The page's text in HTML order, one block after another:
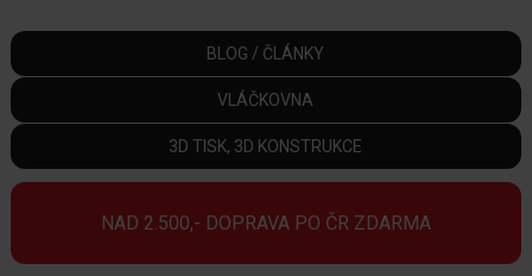
BLOG / ČLÁNKY
VLÁČKOVNA
3D TISK, 3D KONSTRUKCE
NAD 2.500,- DOPRAVA PO ČR ZDARMA